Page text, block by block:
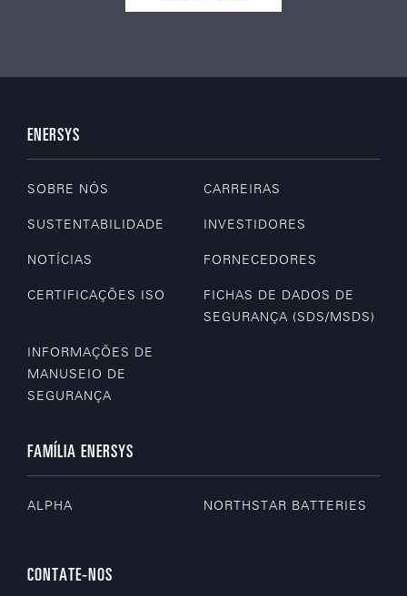
ENERSYS
SOBRE NÓS CARREIRAS
SUSTENTABILIDADE INVESTIDORES
NOTÍCIAS FORNECEDORES
CERTIFICAÇÕES ISO
FICHAS DE DADOS DE
SEGURANÇA (SDS/MSDS)
INFORMAÇÕES DE
MANUSEIO DE
SEGURANÇA
FAMÍLIA ENERSYS
ALPHA NORTHSTAR BATTERIES
CONTATE-NOS